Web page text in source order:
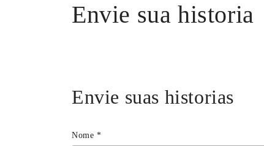
Envie sua historia
Envie suas historias
Nome *